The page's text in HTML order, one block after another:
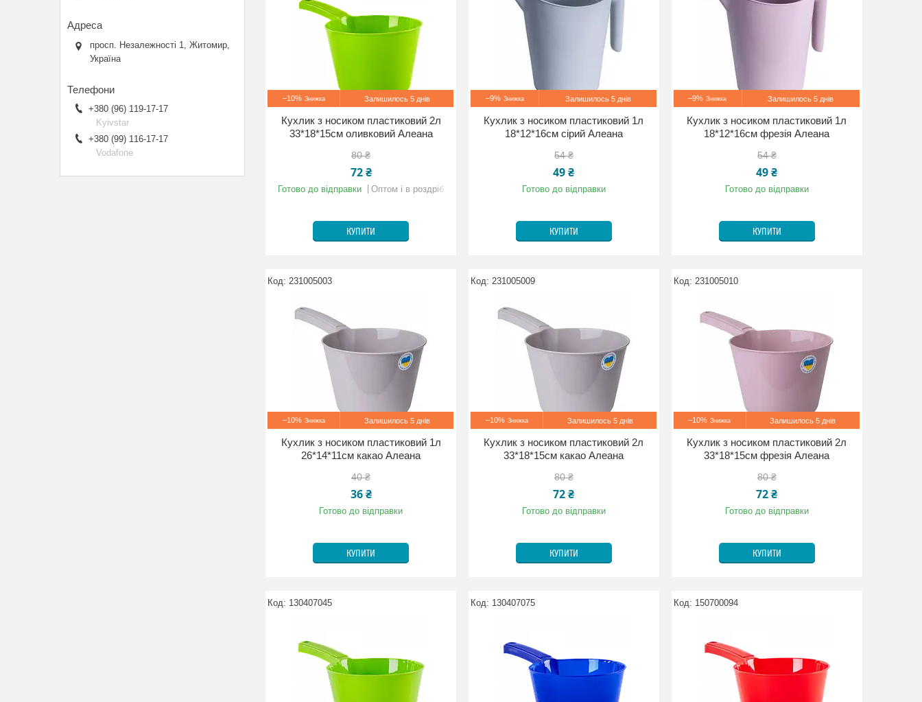
–10% Залишилось 5 днів
Кухлик з носиком пластиковий 2л
33*18*15см оливковий Алеана
80 ₴
72 ₴
Готово до відправки Оптом і в роздріб
КУПИТИ
–9% Залишилось 5 днів
Кухлик з носиком пластиковий 1л
18*12*16см сірий Алеана
54 ₴
49 ₴
Готово до відправки
КУПИТИ
–9% Залишилось 5 днів
Кухлик з носиком пластиковий 1л
18*12*16см фрезія Алеана
54 ₴
49 ₴
Готово до відправки
КУПИТИ
231005003
–10% Залишилось 5 днів
Кухлик з носиком пластиковий 1л
26*14*11см какао Алеана
40 ₴
36 ₴
Готово до відправки
КУПИТИ
231005009
–10% Залишилось 5 днів
Кухлик з носиком пластиковий 2л
33*18*15см какао Алеана
80 ₴
72 ₴
Готово до відправки
КУПИТИ
231005010
–10% Залишилось 5 днів
Кухлик з носиком пластиковий 2л
33*18*15см фрезія Алеана
80 ₴
72 ₴
Готово до відправки
КУПИТИ
130407045 130407075 150700094
просп. Незалежності 1, Житомир,
Україна
+380 (96) 119-17-17
Kyivstar
+380 (99) 116-17-17
Vodafone